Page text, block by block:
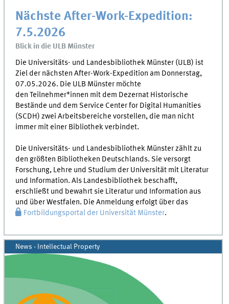
Nächste After-Work-Expedition:
7.5.2026
Blick in die ULB Münster
Die Universitäts- und Landesbibliothek Münster (ULB) ist
Ziel der nächsten After-Work-Expedition am Donnerstag,
07.05.2026. Die ULB Münster möchte
den Teilnehmer*innen mit dem Dezernat Historische
Bestände und dem Service Center for Digital Humanities
(SCDH) zwei Arbeitsbereiche vorstellen, die man nicht
immer mit einer Bibliothek verbindet.
Die Universitäts- und Landesbibliothek Münster zählt zu
den größten Bibliotheken Deutschlands. Sie versorgt
Forschung, Lehre und Studium der Universität mit Literatur
und Information. Als Landesbibliothek beschafft,
erschließt und bewahrt sie Literatur und Information aus
und über Westfalen. Die Anmeldung erfolgt über das
Fortbildungsportal der Universität Münster.
News - Intellectual Property